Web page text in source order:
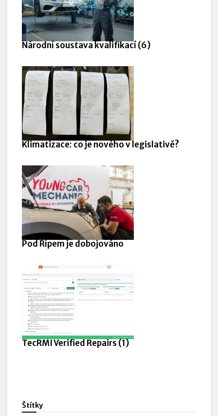
Národní soustava kvalifikací (6)
Klimatizace: co je nového v legislativě?
Pod Řípem je dobojováno
TecRMI Verified Repairs (1)
Štítky